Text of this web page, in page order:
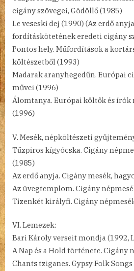
cigány szövegei, Gödöllő (1985)
Le veseski dej (1990) (Az erdő
fordításkötetének eredeti cigány
Pontos hely. Műfordítások a
költészetből (1993)
Madarak aranyhegedűn. Európai
művei (1996)
Álomtanya. Európai költők és
(1996)
V. Mesék, népköltészeti
Tűzpiros kígyócska. Cigány
(1985)
Az erdő anyja. Cigány mesék,
Az üvegtemplom. Cigány
Tizenkét királyfi. Cigány
VI. Lemezek:
Bari Károly verseit mondja (1992,
A Nap és a Hold története. Cigány
Chants tziganes. Gypsy Folk Songs